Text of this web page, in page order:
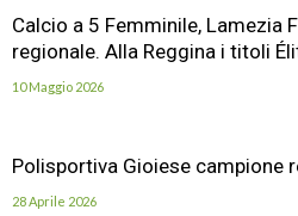
Calcio a 5 Femminile, Lamezia
regionale. Alla Reggina i titoli
10 Maggio 2026
Polisportiva Gioiese campione
28 Aprile 2026